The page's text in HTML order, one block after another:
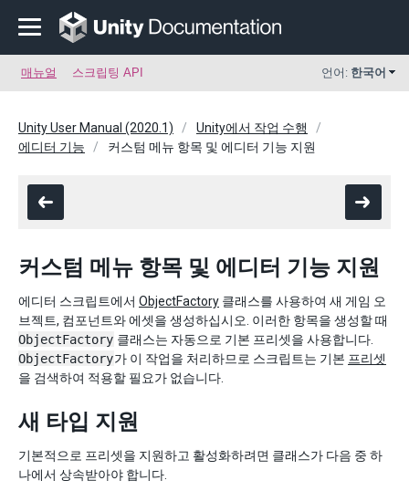
매뉴얼 스크립팅 API 언어: 한국어
Unity User Manual (2020.1)
Unity에서 작업 수행
에디터 기능
커스텀 메뉴 항목 및 에디터 기능 지원
커스텀 메뉴 항목 및 에디터 기능 지원
에디터 스크립트에서 ObjectFactory 클래스를 사용하여 새 게임 오
브젝트, 컴포넌트와 에셋을 생성하십시오. 이러한 항목을 생성할 때
ObjectFactory 클래스는 자동으로 기본 프리셋을 사용합니다.
ObjectFactory가 이 작업을 처리하므로 스크립트는 기본 프리셋
을 검색하여 적용할 필요가 없습니다.
새 타입 지원
기본적으로 프리셋을 지원하고 활성화하려면 클래스가 다음 중 하
나에서 상속받아야 합니다.